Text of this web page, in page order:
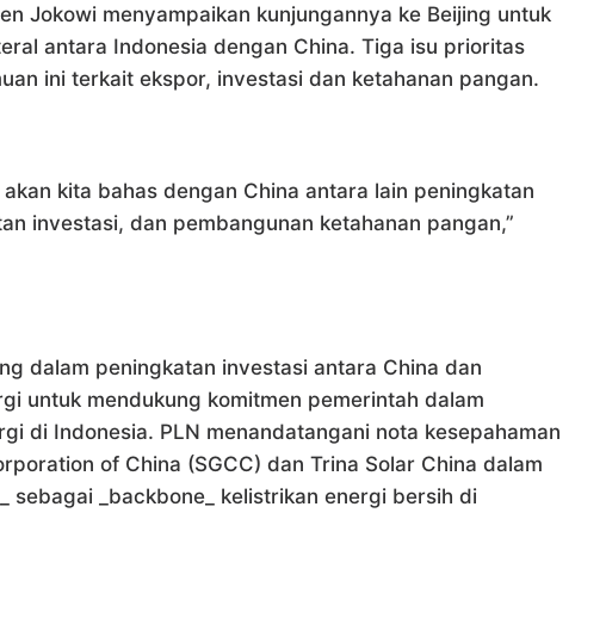
Jokowi menyampaikan kunjungannya ke Beijing untuk
antara Indonesia dengan China. Tiga isu prioritas
ini terkait ekspor, investasi dan ketahanan pangan.
kita bahas dengan China antara lain peningkatan
investasi, dan pembangunan ketahanan pangan,”
dalam peningkatan investasi antara China dan
untuk mendukung komitmen pemerintah dalam
di Indonesia. PLN menandatangani nota kesepahaman
of China (SGCC) dan Trina Solar China dalam
sebagai _backbone_ kelistrikan energi bersih di